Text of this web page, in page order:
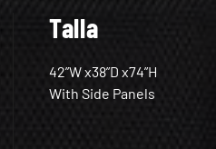
Talla
42”W x38”D x74”H
With Side Panels